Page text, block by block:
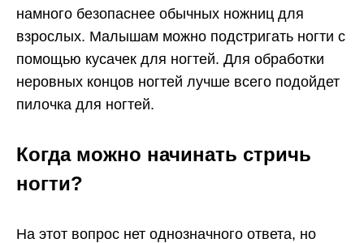
намного безопаснее обычных ножниц для
взрослых. Малышам можно подстригать ногти с
помощью кусачек для ногтей. Для обработки
неровных концов ногтей лучше всего подойдет
пилочка для ногтей.
Когда можно начинать стричь
ногти?
На этот вопрос нет однозначного ответа, но